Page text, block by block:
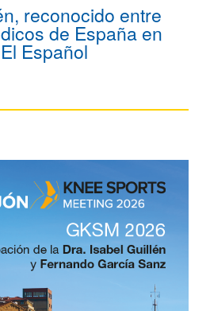
reconocido entre
de España en
Español